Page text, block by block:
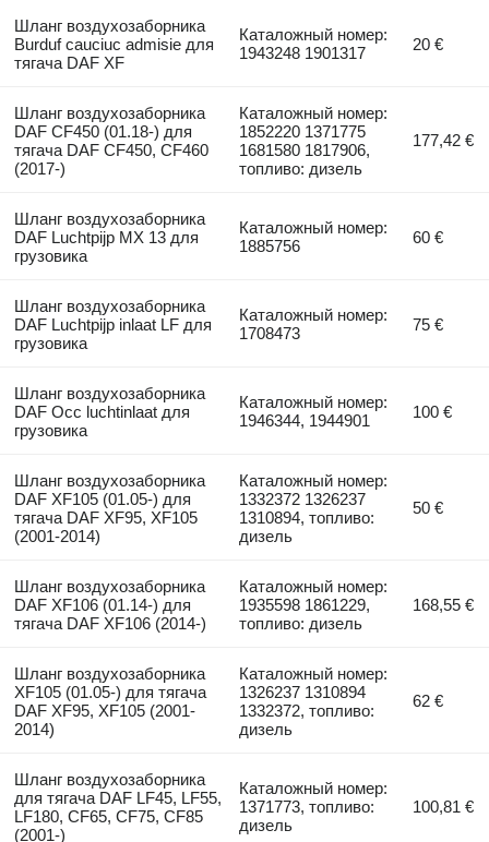
Шланг воздухозаборника
Burduf cauciuc admisie для
тягача DAF XF
Каталожный номер:
1943248 1901317
20 €
Шланг воздухозаборника
DAF CF450 (01.18-) для
тягача DAF CF450, CF460
(2017-)
Каталожный номер:
1852220 1371775
1681580 1817906,
топливо: дизель
177,42 €
Шланг воздухозаборника
DAF Luchtpijp MX 13 для
грузовика
Каталожный номер:
1885756
60 €
Шланг воздухозаборника
DAF Luchtpijp inlaat LF для
грузовика
Каталожный номер:
1708473
75 €
Шланг воздухозаборника
DAF Occ luchtinlaat для
грузовика
Каталожный номер:
1946344, 1944901
100 €
Шланг воздухозаборника
DAF XF105 (01.05-) для
тягача DAF XF95, XF105
(2001-2014)
Каталожный номер:
1332372 1326237
1310894, топливо:
дизель
50 €
Шланг воздухозаборника
DAF XF106 (01.14-) для
тягача DAF XF106 (2014-)
Каталожный номер:
1935598 1861229,
топливо: дизель
168,55 €
Шланг воздухозаборника
XF105 (01.05-) для тягача
DAF XF95, XF105 (2001-
2014)
Каталожный номер:
1326237 1310894
1332372, топливо:
дизель
62 €
Шланг воздухозаборника
для тягача DAF LF45, LF55,
LF180, CF65, CF75, CF85
(2001-)
Каталожный номер:
1371773, топливо:
дизель
100,81 €